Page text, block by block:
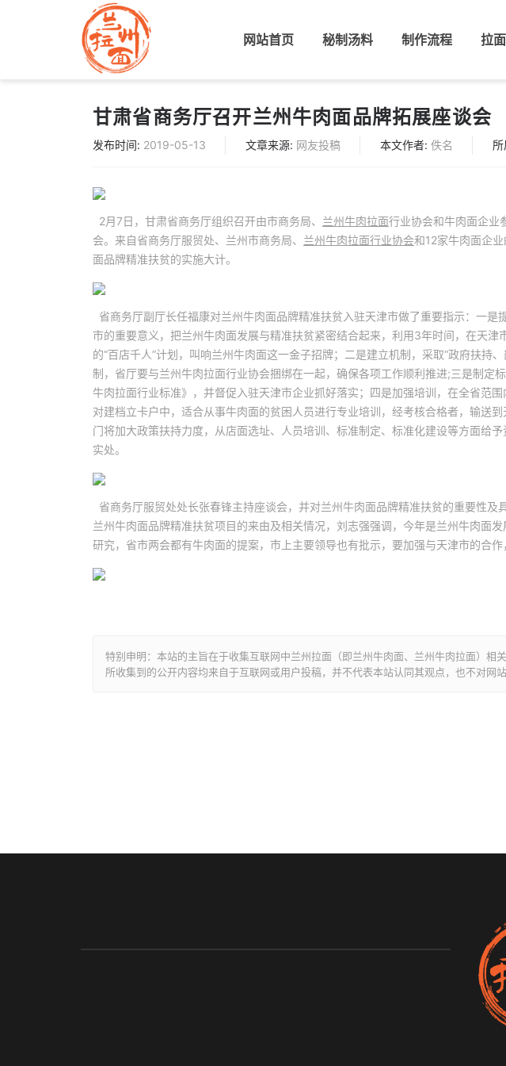
网站首页(current)秘制汤料 制作流程 拉
甘肃省商务厅召开兰州牛肉面品牌拓展座谈会
发布时间: 2019-05-13 文章来源: 网友投稿 本文作者: 佚名
2月7日，甘肃省商务厅组织召开由市商务局、 兰州牛肉拉面行业协会和牛肉面企业
会。来自省商务厅服贸处、兰州市商务局、 兰州牛肉拉面行业协会和12家牛肉面企
面品牌精准扶贫的实施大计。
省商务厅副厅长任福康对兰州牛肉面品牌精准扶贫入驻天津市做了重要指示：一
市的重要意义，把兰州牛肉面发展与精准扶贫紧密结合起来，利用3年时间，在天
的“百店千人”计划，叫响兰州牛肉面这一金子招牌；二是建立机制，采取“政府扶持
制，省厅要与兰州牛肉拉面行业协会捆绑在一起，确保各项工作顺利推进;三是制定
牛肉拉面行业标准》，并督促入驻天津市企业抓好落实；四是加强培训，在全省范围
对建档立卡户中，适合从事牛肉面的贫困人员进行专业培训，经考核合格者，输送
门将加大政策扶持力度，从店面选址、人员培训、标准制定、标准化建设等方面给
实处。
省商务厅服贸处处长张春锋主持座谈会，并对兰州牛肉面品牌精准扶贫的重要性及
兰州牛肉面品牌精准扶贫项目的来由及相关情况，刘志强强调，今年是兰州牛肉面
研究，省市两会都有牛肉面的提案，市上主要领导也有批示，要加强与天津市的合
特别申明：本站的主旨在于收集互联网中兰州拉面（即兰州牛肉面、兰州牛肉拉面）相
所收集到的公开内容均来自于互联网或用户投稿，并不代表本站认同其观点，也不对网